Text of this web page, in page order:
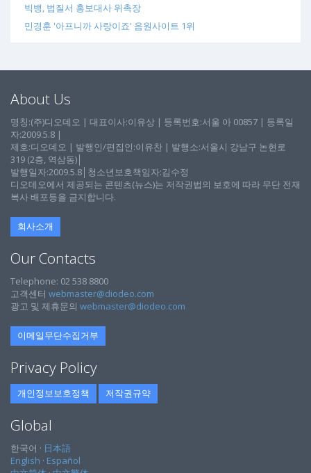
빅뱅, 법질서 홍보대사 위촉장
민경훈 '아프니까 사랑이죠' 음원사이트 1위
About Us
명칭:(주)디오데오 | 대표이사:이유상 | 등록번호:서울 아 00857 | 등록일
자:2009.5.8 |
제호:디오데오 | 발행인/편집인:이유찬 | 발행소:서울시 강남구 논현로
319 (2층, 역삼동)│
발행일자:2009.5.8│청소년보호책임자:김수정
디오데오에서 제공되는 콘텐츠(뉴스)는 저작권법의 보호에 따라 무단 전재
복사 배포등을 금지합니다.
회사소개
Our Contacts
Telephone: 02 538 8800
고객센터 webmaster@diodeo.com
광고 및 제휴문의 webmaster@diodeo.com
이메일무단수집거부
Privacy Policy
개인정보보호정책 저작권규약
Global
한국어 · 日本語
English · Español